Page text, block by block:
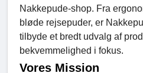
Nakkepude-shop. Fra
bløde rejsepuder, er
tilbyde et bredt udvalg af
bekvemmelighed i fokus.
Vores Mission